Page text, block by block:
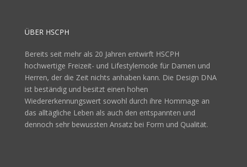
ÜBER HSCPH
Bereits seit mehr als 20 Jahren entwirft HSCPH
hochwertige Freizeit- und Lifestylemode für Damen und
Herren, der die Zeit nichts anhaben kann. Die Design DNA
ist beständig und besitzt einen hohen
Wiedererkennungswert sowohl durch ihre Hommage an
das alltägliche Leben als auch den entspannten und
dennoch sehr bewussten Ansatz bei Form und Qualität.